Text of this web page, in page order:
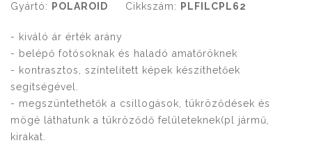
Gyártó: POLAROID Cikkszám: PLFILCPL62
- kiváló ár érték arány
- belépő fotósoknak és haladó amatőröknek
- kontrasztos, színtelített képek készíthetőek
segítségével.
- megszüntethetők a csillogások, tükröződések és
mögé láthatunk a tükröződő felületeknek(pl jármű,
kirakat.